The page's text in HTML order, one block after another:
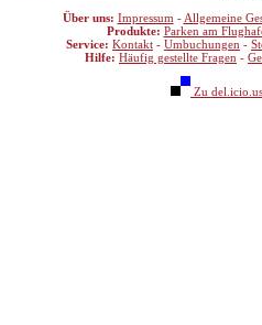
Über uns: Impressum - Allgemeine
Produkte: Parken am
Service: Kontakt - Umbuchungen -
Hilfe: Häufig gestellte Fragen -
Zu